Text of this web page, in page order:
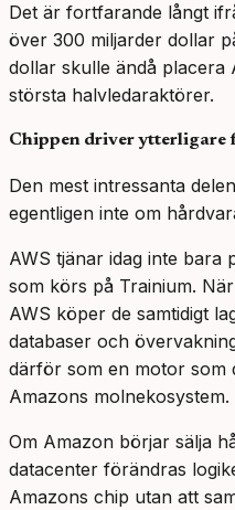
Det är fortfarande långt
över 300 miljarder dollar
dollar skulle ändå placera
största halvledaraktörer.
Chippen driver ytterligare
Den mest intressanta
egentligen inte om
AWS tjänar idag inte bara
som körs på Trainium.
AWS köper de samtidigt
databaser och
därför som en motor som
Amazons molnekosystem.
Om Amazon börjar sälja
datacenter förändras
Amazons chip utan att